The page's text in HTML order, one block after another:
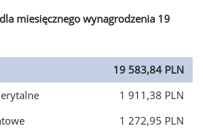
miesięcznego wynagrodzenia 19
19 583,84 PLN
1 911,38 PLN
1 272,95 PLN